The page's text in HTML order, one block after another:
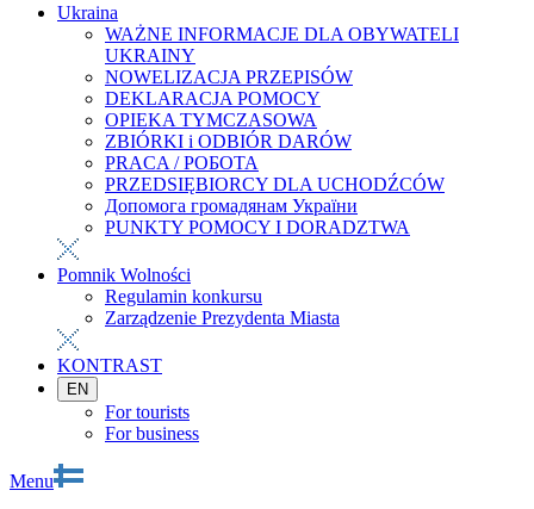
Ukraina
WAŻNE INFORMACJE DLA OBYWATELI
UKRAINY
NOWELIZACJA PRZEPISÓW
DEKLARACJA POMOCY
OPIEKA TYMCZASOWA
ZBIÓRKI i ODBIÓR DARÓW
PRACA / РОБОТА
PRZEDSIĘBIORCY DLA UCHODŹCÓW
Допомога громадянам України
PUNKTY POMOCY I DORADZTWA
Pomnik Wolności
Regulamin konkursu
Zarządzenie Prezydenta Miasta
KONTRAST
EN
For tourists
For business
Menu